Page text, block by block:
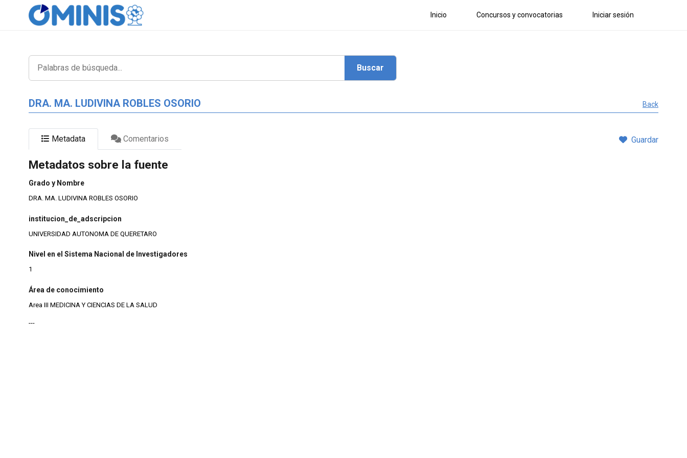
Inicio Concursos y convocatorias Iniciar sesión
DRA. MA. LUDIVINA ROBLES OSORIO Back
Metadata Comentarios Guardar
Metadatos sobre la fuente
Grado y Nombre
DRA. MA. LUDIVINA ROBLES OSORIO
institucion_de_adscripcion
UNIVERSIDAD AUTONOMA DE QUERETARO
Nivel en el Sistema Nacional de Investigadores
1
Área de conocimiento
Area III MEDICINA Y CIENCIAS DE LA SALUD
---